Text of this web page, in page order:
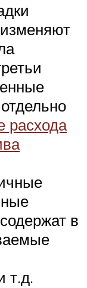
расхода
в
т.д.